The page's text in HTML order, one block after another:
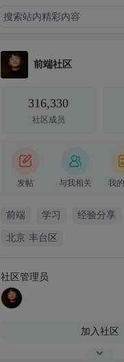
前端社区
316,330
社区成员
发帖 与我相关 我
前端 学习 经验分享
北京·丰台区
社区管理员
加入社区